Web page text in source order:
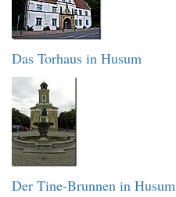
Das Torhaus in Husum
Der Tine-Brunnen in Husum